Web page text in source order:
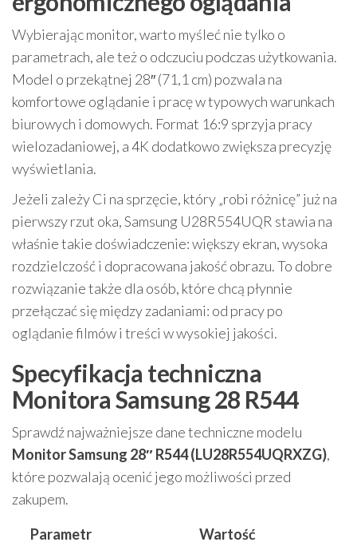
Wybierając monitor, warto myśleć nie tylko o
parametrach, ale też o odczuciu podczas użytkowania.
Model o przekątnej 28″ (71,1 cm) pozwala na
komfortowe oglądanie i pracę w typowych warunkach
biurowych i domowych. Format 16:9 sprzyja pracy
wielozadaniowej, a 4K dodatkowo zwiększa precyzję
wyświetlania.
Jeżeli zależy Ci na sprzęcie, który „robi różnicę” już na
pierwszy rzut oka, Samsung U28R554UQR stawia na
właśnie takie doświadczenie: większy ekran, wysoka
rozdzielczość i dopracowana jakość obrazu. To dobre
rozwiązanie także dla osób, które chcą płynnie
przełączać się między zadaniami: od pracy po
oglądanie filmów i treści w wysokiej jakości.
Specyfikacja techniczna
Monitora Samsung 28 R544
Sprawdź najważniejsze dane techniczne modelu
Monitor Samsung 28″ R544 (LU28R554UQRXZG),
które pozwalają ocenić jego możliwości przed
zakupem.
Parametr
Wartość